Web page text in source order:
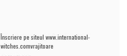
Înscriere pe siteul www.international-
witches.comvrajitoare